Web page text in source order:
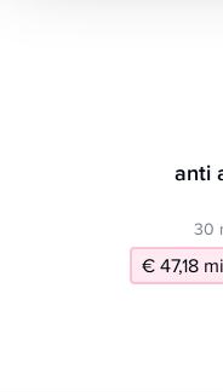
anti
30
€ 47,18